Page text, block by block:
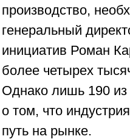
производство,
генеральный
инициатив Роман
более четырех
Однако лишь 190 из
о том, что
путь на рынке.